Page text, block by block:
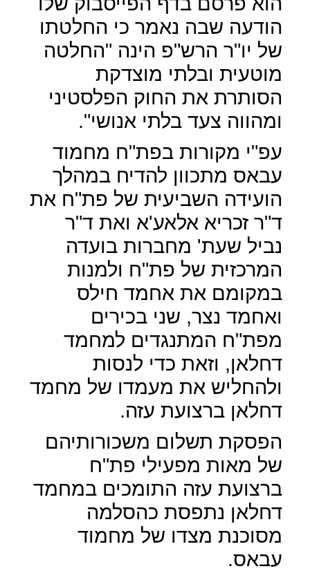
הודעה שבה נאמר כי החלטתו
של יו"ר הרש"פ הינה "החלטה
מוטעית ובלתי מוצדקת
הסותרת את החוק הפלסטיני
ומהווה צעד בלתי אנושי".
עפ"י מקורות בפת"ח מחמוד
עבאס מתכוון להדיח במהלך
הועידה השביעית של פת"ח את
ד"ר זכריא אלאע'א ואת ד"ר
נביל שעת' מחברות בועדה
המרכזית של פת"ח ולמנות
במקומם את אחמד חילס
ואחמד נצר, שני בכירים
מפת"ח המתנגדים למחמד
דחלאן, וזאת כדי לנסות
ולהחליש את מעמדו של מחמד
דחלאן ברצועת עזה.
הפסקת תשלום משכורותיהם
של מאות מפעילי פת"ח
ברצועת עזה התומכים במחמד
דחלאן נתפסת כהסלמה
מסוכנת מצדו של מחמוד
עבאס.